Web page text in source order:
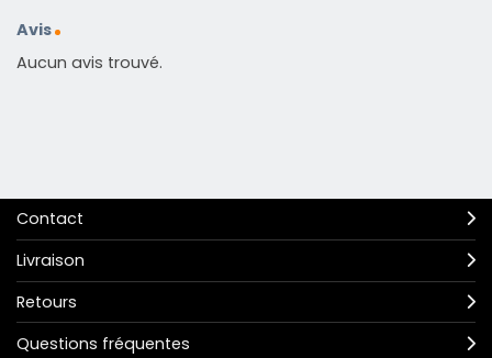
Avis
Aucun avis trouvé.
Contact
Livraison
Retours
Questions fréquentes